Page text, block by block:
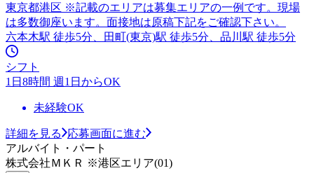
東京都港区 ※記載のエリアは募集エリアの一例です。現場
は多数御座います。面接地は原稿下記をご確認下さい。
六本木駅 徒歩5分、田町(東京)駅 徒歩5分、品川駅 徒歩5分
シフト
1日8時間 週1日からOK
未経験OK
詳細を見る
応募画面に進む
アルバイト・パート
株式会社ＭＫＲ ※港区エリア(01)